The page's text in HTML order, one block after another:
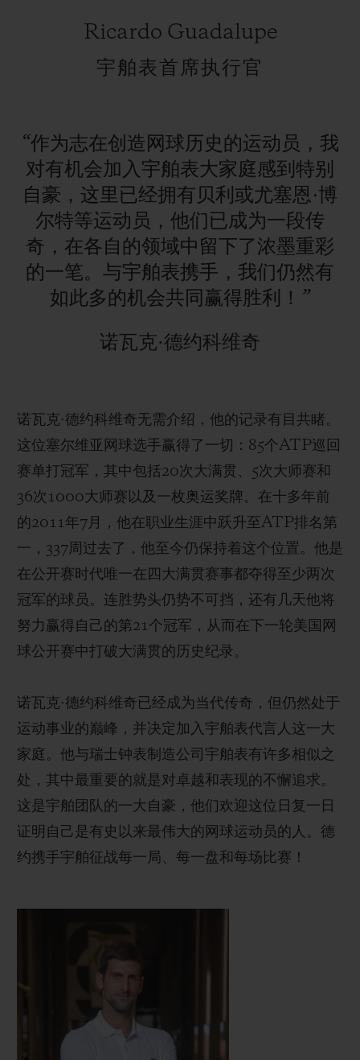
Ricardo Guadalupe
宇舶表首席执行官
“作为志在创造网球历史的运动员，我
对有机会加入宇舶表大家庭感到特别
自豪，这里已经拥有贝利或尤塞恩·博
尔特等运动员，他们已成为一段传
奇，在各自的领域中留下了浓墨重彩
的一笔。与宇舶表携手，我们仍然有
如此多的机会共同赢得胜利！”
诺瓦克·德约科维奇
诺瓦克·德约科维奇无需介绍，他的记录有目共睹。
这位塞尔维亚网球选手赢得了一切： 85个ATP巡回
赛单打冠军，其中包括20次大满贯、 5次大师赛和
36次 1000大师赛以及一枚奥运奖牌。在十多年前
的2011年7月，他在职业生涯中跃升至ATP排名第
一， 337周 过去了，他至今仍保持着这个位置。他是
在公开赛时代唯一在四大满贯赛事都夺得至少两次
冠军的球员。连胜势头仍势不可挡，还有几天他将
努力赢得自己的第21个冠军，从而在下一轮美国网
球公开赛中打破大满贯的历史纪录。
诺瓦克·德约科维奇已经成为当代传奇，但仍然处于
运动事业的巅峰，并决定加入宇舶表代言人这一大
家庭。他与瑞士钟表制造公司宇舶表有许多相似之
处，其中最重要的就是对卓越和表现的不懈追求。
这是宇舶团队的一大自豪，他们欢迎这位日复一日
证明自己是有史以来最伟大的网球运动员的人。德
约携手宇舶征战每一局、每一盘和每场比赛 ！
查找专卖店